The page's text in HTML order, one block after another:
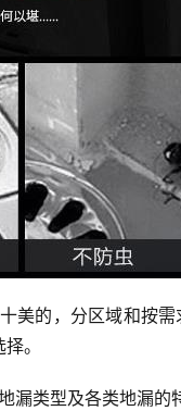
。
漏类型及各类地漏的